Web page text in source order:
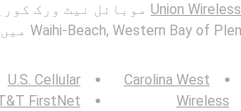
Union Wireless موبائل نیٹ ورک
کا نقشہ اور Waihi-Beach, Western Bay of Plenty District, Bay of Plenty میں
Carolina West
Wireless
U.S. Cellular
FirstNet